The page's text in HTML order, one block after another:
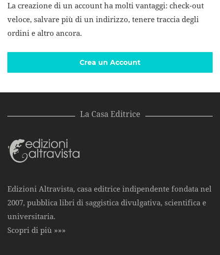
La creazione di un account ha molti vantaggi: check-out
veloce, salvare più di un indirizzo, tenere traccia degli
ordini e altro ancora.
Crea un Account
La Casa Editrice
Edizioni Altravista, casa editrice indipendente fondata nel
2007, pubblica libri di saggistica divulgativa, scientifica e
universitaria.
Scopri di più »»»